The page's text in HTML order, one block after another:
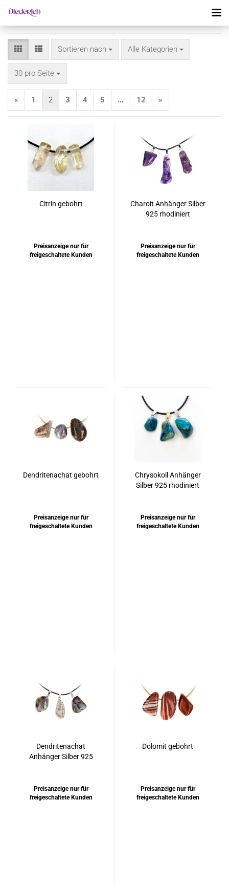
Sortieren nach
Sortieren nach Alle Kategorien
30 pro Seite
pro Seite
« 1 2 3 4 5 ... 12 »
Citrin gebohrt
Preisanzeige nur für
freigeschaltete Kunden
Charoit Anhänger Silber
925 rhodiniert
Preisanzeige nur für
freigeschaltete Kunden
Dendritenachat gebohrt
Preisanzeige nur für
freigeschaltete Kunden
Chrysokoll Anhänger
Silber 925 rhodiniert
Preisanzeige nur für
freigeschaltete Kunden
Dendritenachat
Anhänger Silber 925
Preisanzeige nur für
freigeschaltete Kunden
Dolomit gebohrt
Preisanzeige nur für
freigeschaltete Kunden